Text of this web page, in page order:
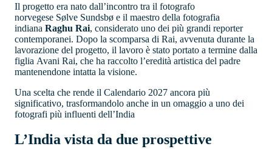
Il progetto era nato dall’incontro tra il fotografo
norvegese Sølve Sundsbø e il maestro della fotografia
indiana Raghu Rai, considerato uno dei più grandi reporter
contemporanei. Dopo la scomparsa di Rai, avvenuta durante la
lavorazione del progetto, il lavoro è stato portato a termine dalla
figlia Avani Rai, che ha raccolto l’eredità artistica del padre
mantenendone intatta la visione.
Una scelta che rende il Calendario 2027 ancora più
significativo, trasformandolo anche in un omaggio a uno dei
fotografi più influenti dell’India
L’India vista da due prospettive